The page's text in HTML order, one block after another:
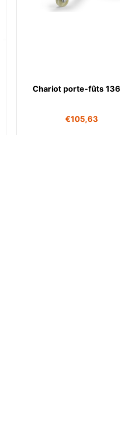
Chariot porte-fûts
€105,63